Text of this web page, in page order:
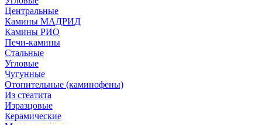
Центральные
Камины МАДРИД
Камины РИО
Печи-камины
Стальные
Угловые
Чугунные
Отопительные (каминофены)
Из стеатита
Изразцовые
Керамические